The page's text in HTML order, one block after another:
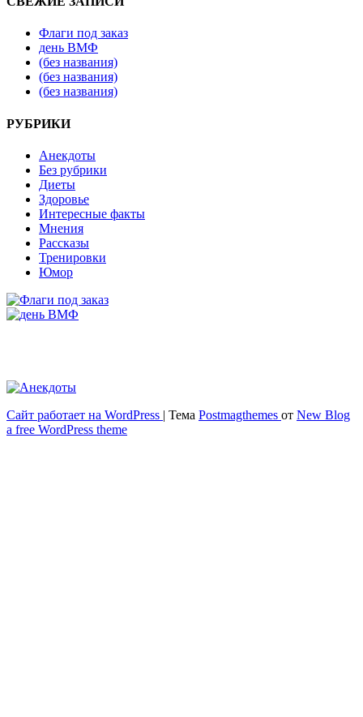
Флаги под заказ
день ВМФ
(без названия)
(без названия)
(без названия)
РУБРИКИ
Анекдоты
Без рубрики
Диеты
Здоровье
Интересные факты
Мнения
Рассказы
Тренировки
Юмор
Весёлый и здоровый образ жизни
Сайт работает на WordPress | Тема Postmagthemes от New Blog
a free WordPress theme